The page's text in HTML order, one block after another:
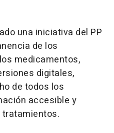
una iniciativa del PP
de los
medicamentos,
digitales,
de todos los
accesible y